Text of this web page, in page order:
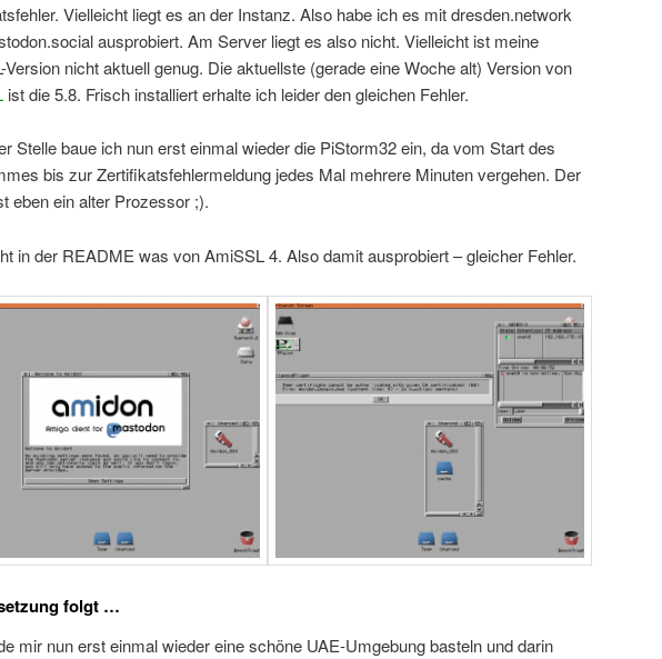
Vielleicht liegt es an der Instanz. Also habe ich es mit dresden.network
ausprobiert. Am Server liegt es also nicht. Vielleicht ist meine
Version nicht aktuell genug. Die aktuellste (gerade eine Woche alt) Version von
ist die 5.8. Frisch installiert erhalte ich leider den gleichen Fehler.
Stelle baue ich nun erst einmal wieder die PiStorm32 ein, da vom Start des
bis zur Zertifikatsfehlermeldung jedes Mal mehrere Minuten vergehen. Der
eben ein alter Prozessor ;).
in der README was von AmiSSL 4. Also damit ausprobiert – gleicher Fehler.
folgt …
mir nun erst einmal wieder eine schöne UAE-Umgebung basteln und darin